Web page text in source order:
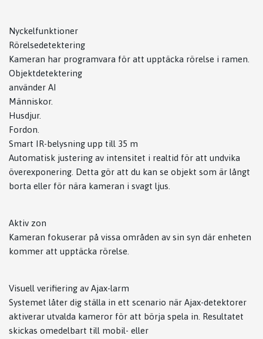
Nyckelfunktioner
Rörelsedetektering
Kameran har programvara för att upptäcka rörelse i ramen.
Objektdetektering
använder AI
Människor.
Husdjur.
Fordon.
Smart IR-belysning upp till 35 m
Automatisk justering av intensitet i realtid för att undvika
överexponering. Detta gör att du kan se objekt som är långt
borta eller för nära kameran i svagt ljus.
Aktiv zon
Kameran fokuserar på vissa områden av sin syn där enheten
kommer att upptäcka rörelse.
Visuell verifiering av Ajax-larm
Systemet låter dig ställa in ett scenario när Ajax-detektorer
aktiverar utvalda kameror för att börja spela in. Resultatet
skickas omedelbart till mobil- eller